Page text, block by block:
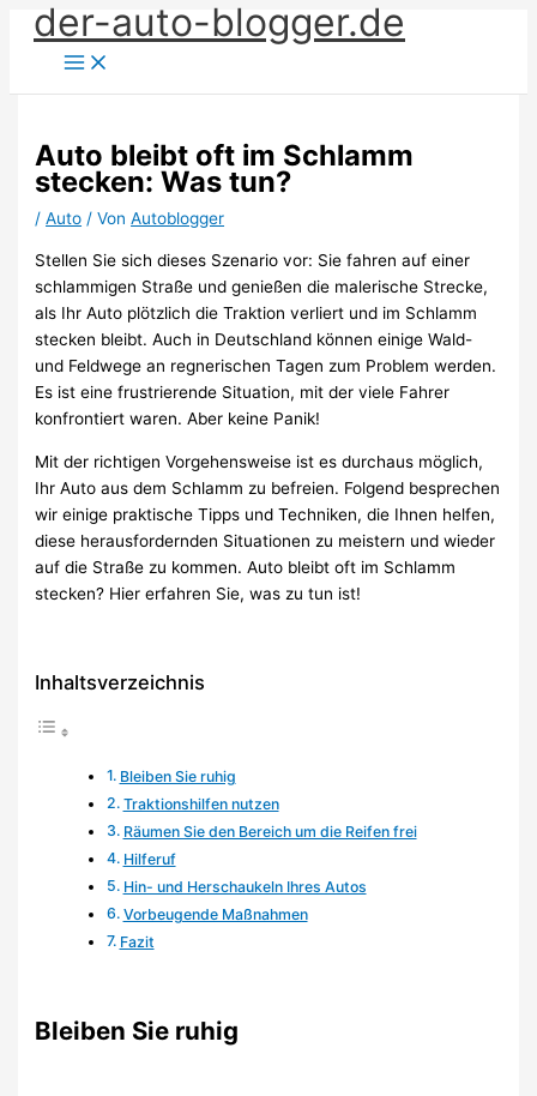
Zum
Inhalt
springen
der-auto-blogger.de
Auto bleibt oft im Schlamm
stecken: Was tun?
/Auto / VonAutoblogger
Stellen Sie sich dieses Szenario vor: Sie fahren auf einer
schlammigen Straße und genießen die malerische Strecke,
als Ihr Auto plötzlich die Traktion verliert und im Schlamm
stecken bleibt. Auch in Deutschland können einige Wald-
und Feldwege an regnerischen Tagen zum Problem werden.
Es ist eine frustrierende Situation, mit der viele Fahrer
konfrontiert waren. Aber keine Panik!
Mit der richtigen Vorgehensweise ist es durchaus möglich,
Ihr Auto aus dem Schlamm zu befreien. Folgend besprechen
wir einige praktische Tipps und Techniken, die Ihnen helfen,
diese herausfordernden Situationen zu meistern und wieder
auf die Straße zu kommen. Auto bleibt oft im Schlamm
stecken? Hier erfahren Sie, was zu tun ist!
Inhaltsverzeichnis
Bleiben Sie ruhig
Traktionshilfen nutzen
Räumen Sie den Bereich um die Reifen frei
Hilferuf
Hin- und Herschaukeln Ihres Autos
Vorbeugende Maßnahmen
Fazit
Bleiben Sie ruhig